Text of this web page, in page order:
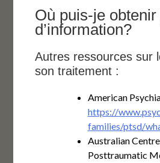
Où puis-je obtenir
d’information?
Autres ressources sur
son traitement :
American
https://
families/ptsd/
Australian
Posttraumatic